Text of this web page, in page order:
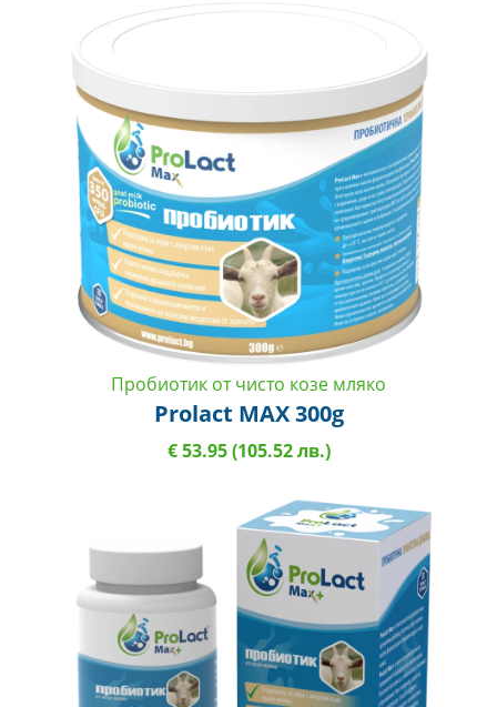
Пробиотик от чисто козе мляко
Prolact MAX 300g
€ 53.95 (105.52 лв.)